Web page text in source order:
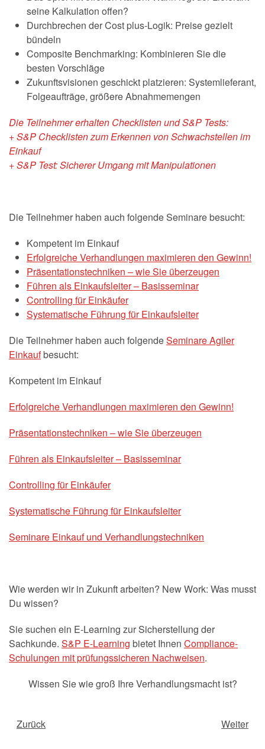
seine Kalkulation offen?
Durchbrechen der Cost plus-Logik: Preise gezielt
bündeln
Composite Benchmarking: Kombinieren Sie die
besten Vorschläge
Zukunftsvisionen geschickt platzieren: Systemlieferant,
Folgeaufträge, größere Abnahmemengen
Die Teilnehmer erhalten Checklisten und S&P Tests:
+ S&P Checklisten zum Erkennen von Schwachstellen im
Einkauf
+ S&P Test: Sicherer Umgang mit Manipulationen
Die Teilnehmer haben auch folgende Seminare besucht:
Kompetent im Einkauf
Erfolgreiche Verhandlungen maximieren den Gewinn!
Präsentationstechniken – wie Sie überzeugen
Führen als Einkaufsleiter – Basisseminar
Controlling für Einkäufer
Systematische Führung für Einkaufsleiter
Die Teilnehmer haben auch folgendeSeminare Agiler
Einkaufbesucht:
Kompetent im Einkauf
Erfolgreiche Verhandlungen maximieren den Gewinn!
Präsentationstechniken – wie Sie überzeugen
Führen als Einkaufsleiter – Basisseminar
Controlling für Einkäufer
Systematische Führung für Einkaufsleiter
Seminare Einkauf und Verhandlungstechniken
Wie werden wir in Zukunft arbeiten? New Work: Was musst
Du wissen?
Sie suchen ein E-Learning zur Sicherstellung der
Sachkunde. S&P E-Learning bietet Ihnen Compliance-
Schulungen mit prüfungssicheren Nachweisen.
Wissen Sie wie groß Ihre Verhandlungsmacht ist?
Zurück Weiter